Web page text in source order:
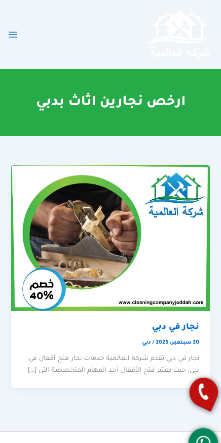
ارخص نجارين اثاث بدبي
نجار في دبي
20 سبتمبر، 2025 / دبي
نجار في دبي تقدم شركة العالمية خدمات نجار فتح أقفال في
دبي، حيث يعتبر فتح الأقفال أحد المهام المتخصصة التي […]